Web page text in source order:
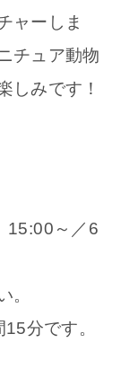
ャーしま
チュア動物
しみです！
15:00～／6
。
分です。